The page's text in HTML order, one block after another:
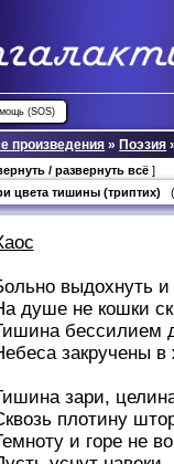
(SOS)
произведения » Поэзия
/ развернуть всё ]
цвета тишины (триптих)
выдохнуть
душе не кошки
бессилием
закручены
зари,
плотину
и горе не